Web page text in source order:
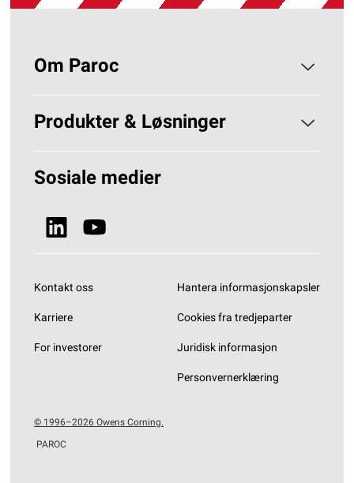
Om Paroc
Om PAROC
Hvorfor Steinull?
Bærekraft
Nyheter & Media
Produkter & Løsninger
Løsninger Byggisolering
Sosiale medier
Kontakt oss
Karriere
For investorer
Hantera informasjonskapsler
Cookies fra tredjeparter
Juridisk informasjon
Personvernerklæring
© 1996–2026 Owens Corning.
PAROC